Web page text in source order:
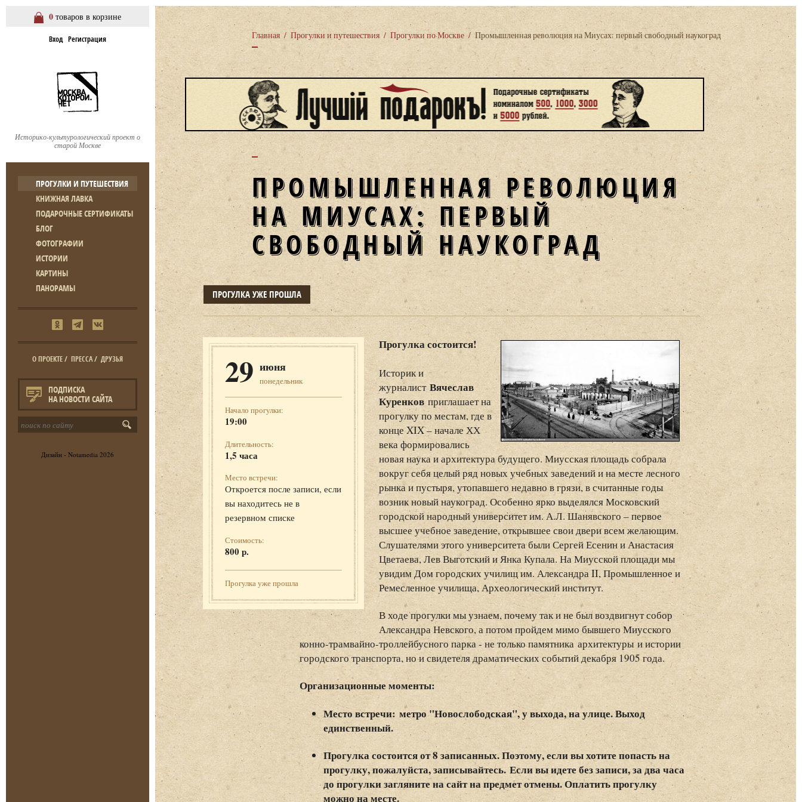
0 товаров в корзине
Вход Регистрация
Историко-культурологический проект о
старой Москве
ПРОГУЛКИ И ПУТЕШЕСТВИЯ
КНИЖНАЯ ЛАВКА
ПОДАРОЧНЫЕ СЕРТИФИКАТЫ
БЛОГ
ФОТОГРАФИИ
ИСТОРИИ
КАРТИНЫ
ПАНОРАМЫ
О ПРОЕКТЕ/ ПРЕССА/ ДРУЗЬЯ
ПОДПИСКА
НА НОВОСТИ САЙТА
Дизайн - Notamedia 2026
Главная / Прогулки и путешествия / Прогулки по Москве / Промышленная революция на Миусах: первый свободный наукоград
ПРОМЫШЛЕННАЯ РЕВОЛЮЦИЯ
НА МИУСАХ: ПЕРВЫЙ
СВОБОДНЫЙ НАУКОГРАД
ПРОГУЛКА УЖЕ ПРОШЛА
29 июня
понедельник
Начало прогулки:
19:00
Длительность:
1,5 часа
Место встречи:
Откроется после записи, если
вы находитесь не в
резервном списке
Стоимость:
800 р.
Прогулка уже прошла
Прогулка состоится!
Историк и
журналист Вячеслав
Куренков приглашает на
прогулку по местам, где в
конце XIX – начале ХХ
века формировались
новая наука и архитектура будущего. Миусская площадь собрала
вокруг себя целый ряд новых учебных заведений и на месте лесного
рынка и пустыря, утопавшего недавно в грязи, в считанные годы
возник новый наукоград. Особенно ярко выделялся Московский
городской народный университет им. А.Л. Шанявского – первое
высшее учебное заведение, открывшее свои двери всем желающим.
Слушателями этого университета были Сергей Есенин и Анастасия
Цветаева, Лев Выготский и Янка Купала. На Миусской площади мы
увидим Дом городских училищ им. Александра II, Промышленное и
Ремесленное училища, Археологический институт.
В ходе прогулки мы узнаем, почему так и не был воздвигнут собор
Александра Невского, а потом пройдем мимо бывшего Миусского
конно-трамвайно-троллейбусного парка - не только памятника архитектуры и истории
городского транспорта, но и свидетеля драматических событий декабря 1905 года.
Организационные моменты:
Место встречи: метро "Новослободская", у выхода, на улице. Выход
единственный.
Прогулка состоится от 8 записанных. Поэтому, если вы хотите попасть на
прогулку, пожалуйста, записывайтесь. Если вы идете без записи, за два часа
до прогулки загляните на сайт на предмет отмены. Оплатить прогулку
можно на месте.